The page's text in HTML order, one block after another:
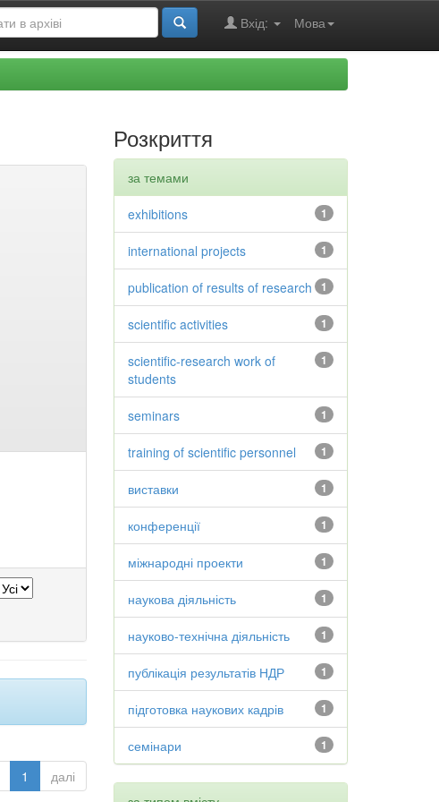
Мова
Вхід:
1 далі
Розкриття
за темами
1
exhibitions
1
international projects
1
publication of results of research
1
scientific activities
1
scientific-research work of
students
1
seminars
1
training of scientific personnel
1
виставки
1
конференції
1
міжнародні проекти
1
наукова діяльність
1
науково-технічна діяльність
1
публікація результатів НДР
1
підготовка наукових кадрів
1
семінари